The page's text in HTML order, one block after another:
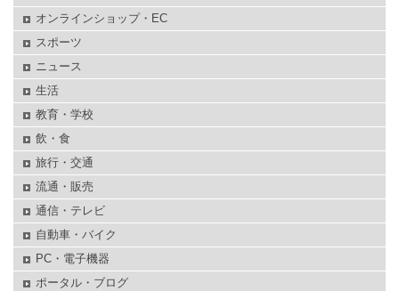
オンラインショップ・EC
スポーツ
ニュース
生活
教育・学校
飲・食
旅行・交通
流通・販売
通信・テレビ
自動車・バイク
PC・電子機器
ポータル・ブログ